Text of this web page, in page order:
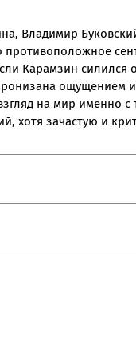
Владимир
противоположное
Карамзин силился
ощущением
на мир именно с
хотя зачастую и